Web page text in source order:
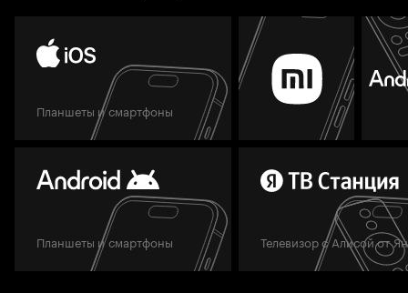
Планшеты и смартфоны
Планшеты и смартфоны Телевизор с Алисой от